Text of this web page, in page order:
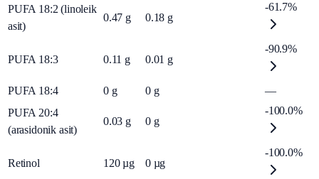
PUFA 18:2 (linoleik
asit)
0.47 g 0.18 g
-61.7%
PUFA 18:3 0.11 g 0.01 g
-90.9%
PUFA 18:4 0 g 0 g
—
PUFA 20:4
(arasidonik asit)
0.03 g 0 g
-100.0%
Retinol 120 µg 0 µg
-100.0%